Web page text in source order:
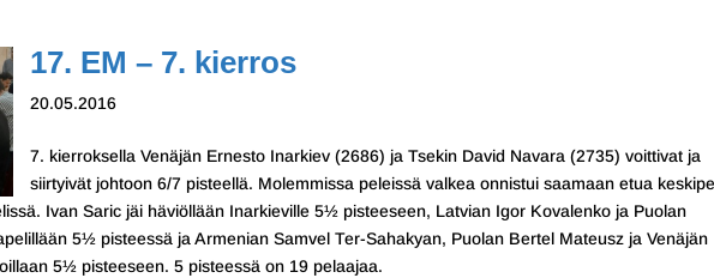
17. EM – 7. kierros
20.05.2016
7. kierroksella Venäjän Ernesto Inarkiev (2686) ja Tsekin David Navara (2735) voittivat ja
siirtyivät johtoon 6/7 pisteellä. Molemmissa peleissä valkea onnistui saamaan etua
Ivan Saric jäi häviöllään Inarkieville 5½ pisteeseen, Latvian Igor Kovalenko ja Puolan
5½ pisteessä ja Armenian Samvel Ter-Sahakyan, Puolan Bertel Mateusz ja Venäjän
5½ pisteeseen. 5 pisteessä on 19 pelaajaa.